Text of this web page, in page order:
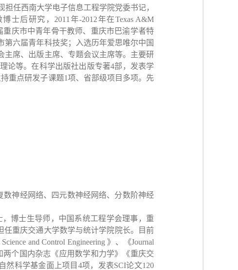
担任西南大学电子信息工程学院党委书记，
士后研究， 2011 年-2012年在Texas A&M
庆市中青年骨干教师、重庆市巴渝学者特
六届青年科技奖；入选历年爱思唯尔中国
主席、出版主席、专题会议主席等。主要研
论等。在科学出版社出版专著4部，发表学
重点研发子课题1项、省部级项目多项。先
神经网络、四元数神经网络、分数阶神经
博士生导师，中国系统工程学会理事，重
重庆交通大学数学与统计学院院长。目前
Science and Control Engineering 》、《Journal
两个国内杂志《应用数学和力学》《重庆交
然科学基金面上项目 4项，发表SCI论文120